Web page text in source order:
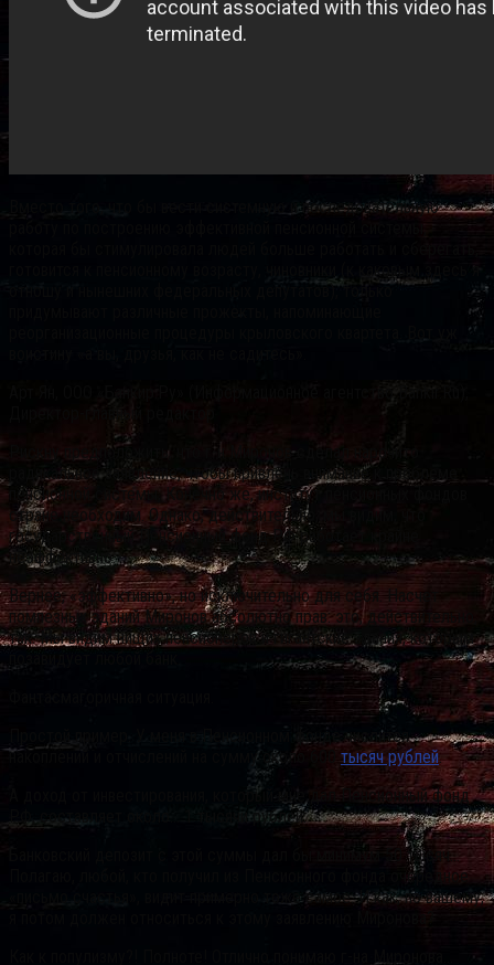
Вместо того, что бы вести системную и последовательную
готовится к пенсионному возрасту, чиновники (к каковым здесь я
отношу и нынешних федеральных депутатов), только
Директор-главный редактор
Рискну предположить, что г-н Миронов сделал нарочито
радикальное заявление, чтобы привлечь внимание к проблеме
пенсионной системы, Конечно же, институт пенсионных фондов
стране необходим. Однако, действительно, мы видим, что
государственный Пенсионный фонд РФ работает крайне
неэффективно.
Вернее, «эффективно», но исключительно для себя. Насчет
помпезных зданий Миронов абсолютно прав: это, действительно,
так. Мы видим нищих пенсионеров и гигантские здания, которым
Простой пример. У меня в Пенсионном фонде числится
накоплений и отчислений на сумму около 600 тысяч рублей.
А доход от инвестирования, который мне дал Пенсионный фонд
РФ, составляет около… 1 тысячи рублей.
Банковский депозит с этой суммы дал бы минимум 50 тысяч…
Полагаю, любой, кто получил из Пенсионного фонда очередное
«письмо счастья», видит примерно тоже самое. И как, по вашему,